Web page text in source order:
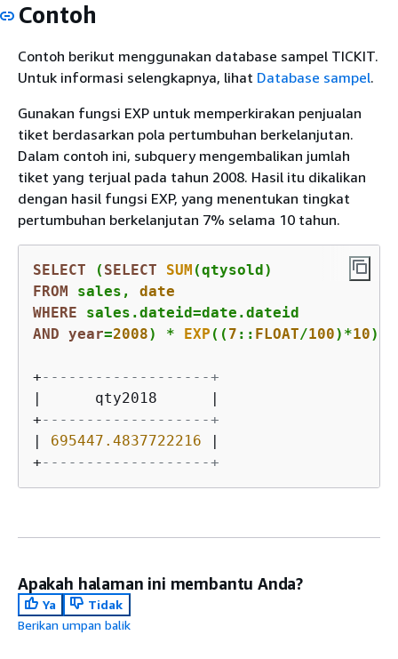
Contoh
Contoh berikut menggunakan database sampel TICKIT.
Untuk informasi selengkapnya, lihat Database sampel.
Gunakan fungsi EXP untuk memperkirakan penjualan
tiket berdasarkan pola pertumbuhan berkelanjutan.
Dalam contoh ini, subquery mengembalikan jumlah
tiket yang terjual pada tahun 2008. Hasil itu dikalikan
dengan hasil fungsi EXP, yang menentukan tingkat
pertumbuhan berkelanjutan 7% selama 10 tahun.
SELECT ( SELECT SUM
FROM sales, date
WHERE sales.dateid=
AND year=2008) * EXP (( 7 :: FLOAT/100) *10)
+-------------------+
|
      qty2018
|
+-------------------+
|
695447.4837722216
|
+-------------------+
Apakah halaman ini membantu Anda?
Ya
Tidak
Berikan umpan balik